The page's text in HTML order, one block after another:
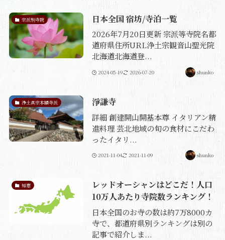
宗派別寺院 日本全国 宿坊/寺泊一覧
2026年7月20日更新 宗派等寺院名都
道府県住所URL浄土宗観音山聖光院
北海道北海道登...
2024-05-19 2026-07-20 shunko
浄土真宗本願寺派 淨謙寺
詳細 創建開山開基本尊 イタリアン精
進料理 芸北地域の旬の食材にこだわ
ったイタリ...
2021-11-04 2021-11-09 shunko
知恵
レッドオーシャンはどこだ！人口
10万人あたり寺院数ランキング！
日本全国のお寺の数は約7万8000カ
寺で、都道府県別ランキングは別の
記事で紹介しま...